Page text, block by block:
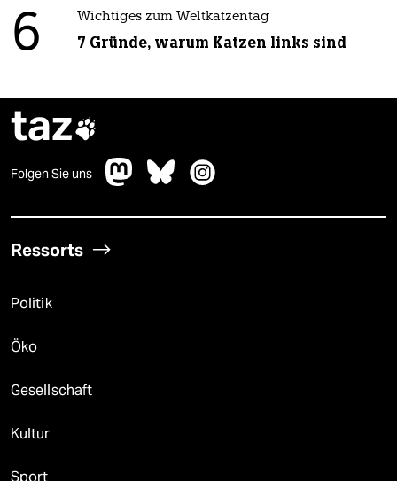
6 Wichtiges zum Weltkatzentag
7 Gründe, warum Katzen links sind
taz
Folgen Sie uns
Ressorts
Politik
Öko
Gesellschaft
Kultur
Sport